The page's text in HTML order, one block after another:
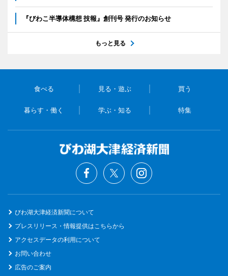
『びわこ半導体構想 技報』創刊号 発行のお知らせ
もっと見る
食べる 見る・遊ぶ 買う
暮らす・働く 学ぶ・知る 特集
びわ湖大津経済新聞について
プレスリリース・情報提供はこちらから
アクセスデータの利用について
お問い合わせ
広告のご案内